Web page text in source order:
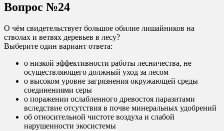
Вопрос №24
О чём свидетельствует большое обилие лишайников на
стволах и ветвях деревьев в лесу?
Выберите один вариант ответа:
о низкой эффективности работы лесничества, не
осуществляющего должный уход за лесом
о высоком уровне загрязнения окружающей среды
соединениями серы
о поражении ослабленного древостоя паразитами
вследствие отсутствия в почве минеральных удобрений
об относительной чистоте воздуха и слабой
нарушенности экосистемы